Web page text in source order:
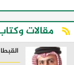
مقالات